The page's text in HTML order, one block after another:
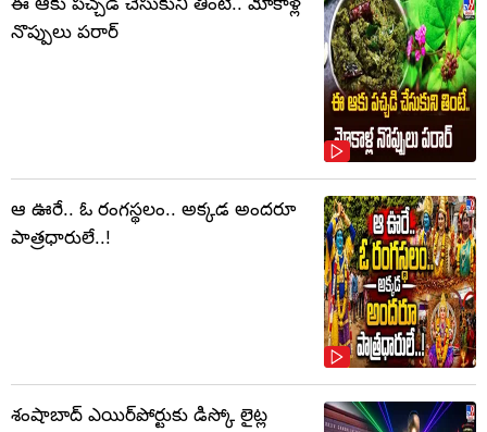
ఈ ఆకు పచ్చడి చేసుకుని తింటే.. మోకాళ్ల
నొప్పులు పరార్‌
ఆ ఊరే.. ఓ రంగస్థలం.. అక్కడ అందరూ
పాత్రధారులే..!
శంషాబాద్ ఎయిర్‌పోర్టుకు డిస్కో లైట్ల